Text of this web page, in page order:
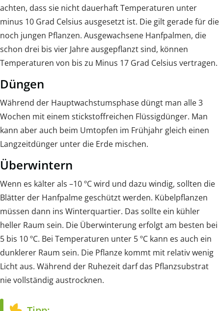
achten, dass sie nicht dauerhaft Temperaturen unter
minus 10 Grad Celsius ausgesetzt ist. Die gilt gerade für die
noch jungen Pflanzen. Ausgewachsene Hanfpalmen, die
schon drei bis vier Jahre ausgepflanzt sind, können
Temperaturen von bis zu Minus 17 Grad Celsius vertragen.
Düngen
Während der Hauptwachstumsphase düngt man alle 3
Wochen mit einem stickstoffreichen Flüssigdünger. Man
kann aber auch beim Umtopfen im Frühjahr gleich einen
Langzeitdünger unter die Erde mischen.
Überwintern
Wenn es kälter als –10 ºC wird und dazu windig, sollten die
Blätter der Hanfpalme geschützt werden. Kübelpflanzen
müssen dann ins Winterquartier. Das sollte ein kühler
heller Raum sein. Die Überwinterung erfolgt am besten bei
5 bis 10 ºC. Bei Temperaturen unter 5 ºC kann es auch ein
dunklerer Raum sein. Die Pflanze kommt mit relativ wenig
Licht aus. Während der Ruhezeit darf das Pflanzsubstrat
nie vollständig austrocknen.